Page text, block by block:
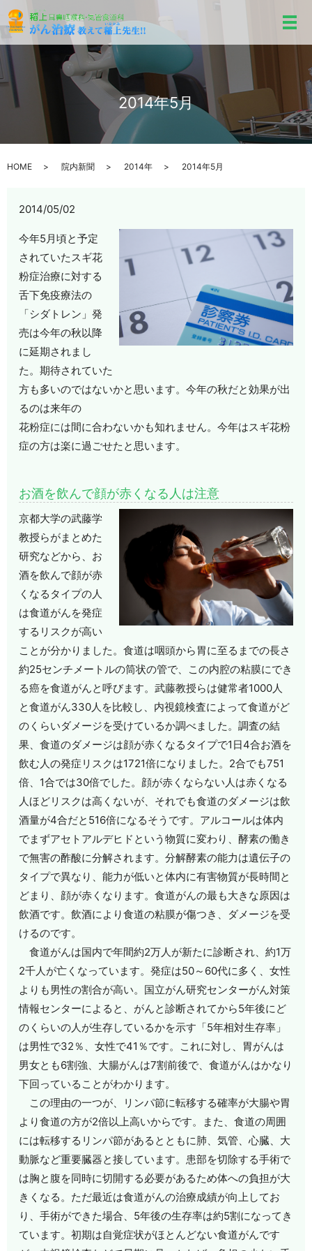
メ
2014年5月
HOME 院内新聞 2014年 2014年5月
2014/05/02
今年5月頃と予定
されていたスギ花
粉症治療に対する
舌下免疫療法の
「シダトレン」発
売は今年の秋以降
に延期されまし
た。期待されていた
方も多いのではないかと思います。今年の秋だと効果が出
るのは来年の
花粉症には間に合わないかも知れません。今年はスギ花粉
症の方は楽に過ごせたと思います。
お酒を飲んで顔が赤くなる人は注意
京都大学の武藤学
教授らがまとめた
研究などから、お
酒を飲んで顔が赤
くなるタイプの人
は食道がんを発症
するリスクが高い
ことが分かりました。食道は咽頭から胃に至るまでの長さ
約25センチメートルの筒状の管で、この内腔の粘膜にでき
る癌を食道がんと呼びます。武藤教授らは健常者1000人
と食道がん330人を比較し、内視鏡検査によって食道がど
のくらいダメージを受けているか調べました。調査の結
果、食道のダメージは顔が赤くなるタイプで1日4合お酒を
飲む人の発症リスクは1721倍になりました。2合でも751
倍、1合では30倍でした。顔が赤くならない人は赤くなる
人ほどリスクは高くないが、それでも食道のダメージは飲
酒量が4合だと516倍になるそうです。アルコールは体内
でまずアセトアルデヒドという物質に変わり、酵素の働き
で無害の酢酸に分解されます。分解酵素の能力は遺伝子の
タイプで異なり、能力が低いと体内に有害物質が長時間と
どまり、顔が赤くなります。食道がんの最も大きな原因は
飲酒です。飲酒により食道の粘膜が傷つき、ダメージを受
けるのです。
食道がんは国内で年間約2万人が新たに診断され、約1万
2千人が亡くなっています。発症は50～60代に多く、女性
よりも男性の割合が高い。国立がん研究センターがん対策
情報センターによると、がんと診断されてから5年後にど
のくらいの人が生存しているかを示す「5年相対生存率」
は男性で32％、女性で41％です。これに対し、胃がんは
男女とも6割強、大腸がんは7割前後で、食道がんはかなり
下回っていることがわかります。
この理由の一つが、リンパ節に転移する確率が大腸や胃
より食道の方が2倍以上高いからです。また、食道の周囲
には転移するリンパ節があるとともに肺、気管、心臓、大
動脈など重要臓器と接しています。患部を切除する手術で
は胸と腹を同時に切開する必要があるため体への負担が大
きくなる。ただ最近は食道がんの治療成績が向上してお
り、手術ができた場合、5年後の生存率は約5割になってき
ています。初期は自覚症状がほとんどない食道がんです